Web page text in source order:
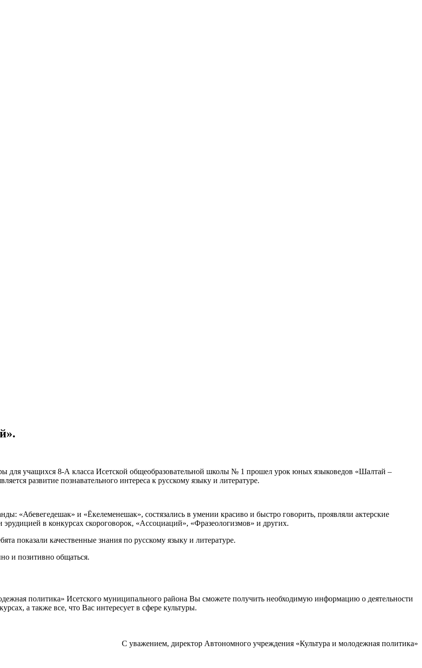
для учащихся 8-А класса Исетской общеобразовательной школы № 1 прошел урок юных языковедов «Шалтай –
развитие познавательного интереса к русскому языку и литературе.
«Абевегедешак» и «Ёкелеменешак», состязались в умении красиво и быстро говорить, проявляли актерские
эрудицией в конкурсах скороговорок, «Ассоциаций», «Фразеологизмов» и других.
показали качественные знания по русскому языку и литературе.
и позитивно общаться.
политика» Исетского муниципального района Вы сможете получить необходимую информацию о деятельности
а также все, что Вас интересует в сфере культуры.
С уважением, директор Автономного учреждения «Культура и молодежная политика»